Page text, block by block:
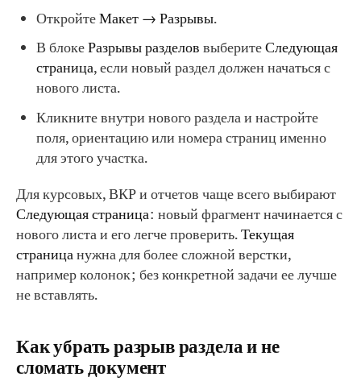
ОткройтеМакет → Разрывы.
В блокеРазрывы разделов выберитеСледующая
страница, если новый раздел должен начаться с
нового листа.
Кликните внутри нового раздела и настройте
поля, ориентацию или номера страниц именно
для этого участка.
Для курсовых, ВКР и отчетов чаще всего выбирают
Следующая страница: новый фрагмент начинается с
нового листа и его легче проверить.Текущая
страницанужна для более сложной верстки,
например колонок; без конкретной задачи ее лучше
не вставлять.
Как убрать разрыв раздела и не
сломать документ